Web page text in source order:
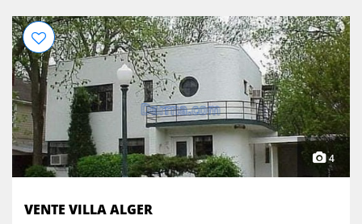
4
VENTE VILLA ALGER